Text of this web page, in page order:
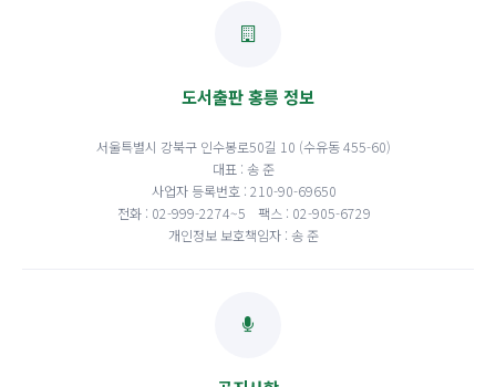
도서출판 홍릉 정보
서울특별시 강북구 인수봉로50길 10 (수유동 455-60)
대표 : 송 준
사업자 등록번호 : 210-90-69650
전화 : 02-999-2274~5
팩스 : 02-905-6729
개인정보 보호책임자 : 송 준